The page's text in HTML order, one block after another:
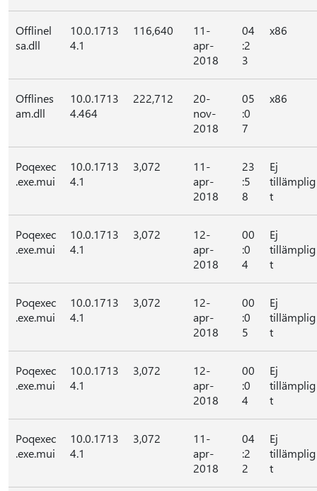
Offlinel
sa.dll
10.0.1713
4.1
116,640
11-
apr-
2018
04
:2
3
x86
Offlines
am.dll
10.0.1713
4.464
222,712
20-
nov-
2018
05
:0
7
x86
Poqexec
.exe.mui
10.0.1713
4.1
3,072
11-
apr-
2018
23
:5
8
Ej
tillämplig
t
Poqexec
.exe.mui
10.0.1713
4.1
3,072
12-
apr-
2018
00
:0
4
Ej
tillämplig
t
Poqexec
.exe.mui
10.0.1713
4.1
3,072
12-
apr-
2018
00
:0
5
Ej
tillämplig
t
Poqexec
.exe.mui
10.0.1713
4.1
3,072
12-
apr-
2018
00
:0
4
Ej
tillämplig
t
Poqexec
.exe.mui
10.0.1713
4.1
3,072
11-
apr-
2018
04
:2
2
Ej
tillämplig
t